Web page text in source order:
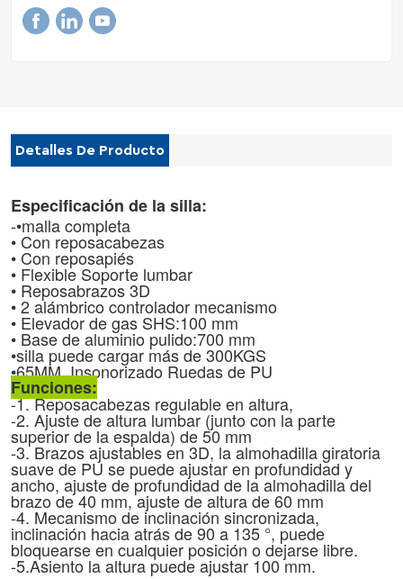
Detalles De Producto
Especificación de la silla:
-•malla completa
• Con reposacabezas
• Con reposapiés
• Flexible Soporte lumbar
• Reposabrazos 3D
•2alámbrico controlador mecanismo
• Elevador de gas SHS:100 mm
• Base de aluminio pulido:700 mm
•silla puede cargar más de 300KGS
•65MM. Insonorizado Ruedas de PU
Funciones:
-1. Reposacabezas regulable en altura,
-2. Ajuste de altura lumbar (junto con la parte
superior de la espalda) de 50 mm
-3. Brazos ajustables en 3D, la almohadilla giratoria
suave de PU se puede ajustar en profundidad y
ancho, ajuste de profundidad de la almohadilla del
brazo de 40 mm, ajuste de altura de 60 mm
-4. Mecanismo de inclinación sincronizada,
inclinación hacia atrás de 90 a 135 °, puede
bloquearse en cualquier posición o dejarse libre.
-5.Asiento la altura puede ajustar 100 mm.